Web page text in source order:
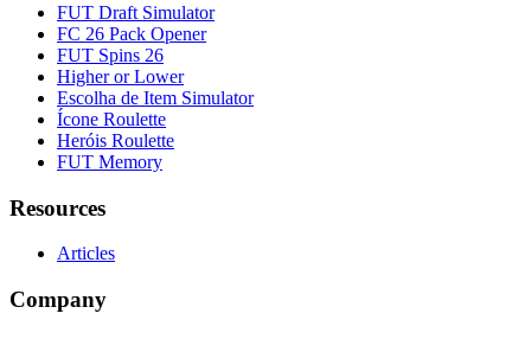
FUT Draft Simulator
FC 26 Pack Opener
FUT Spins 26
Higher or Lower
Escolha de Item Simulator
Ícone Roulette
Heróis Roulette
FUT Memory
Resources
Articles
Company